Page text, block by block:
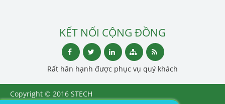
KẾT NỐI CỘNG ĐỒNG
Rất hân hạnh được phục vụ quý khách
Copyright © 2016 STECH